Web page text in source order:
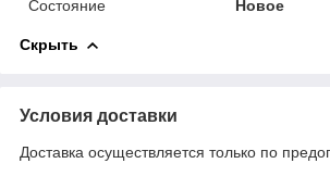
Состояние
Новое
Скрыть
Условия доставки
Доставка осуществляется только по